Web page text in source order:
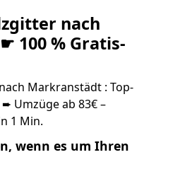
nach
100 % Gratis-
Markranstädt : Top-
Umzüge ab 83€ –
1 Min.
wenn es um Ihren